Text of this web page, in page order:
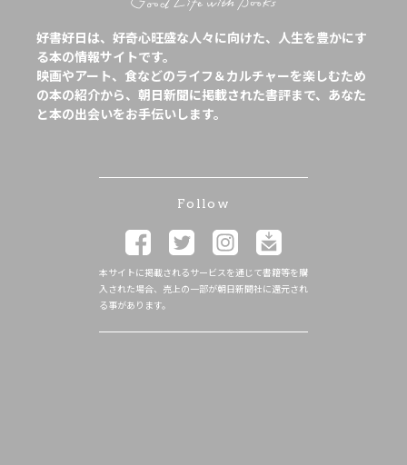
好書好日は、好奇心旺盛な人々に向けた、人生を豊かにす
る本の情報サイトです。
映画やアート、食などのライフ＆カルチャーを楽しむため
の本の紹介から、朝日新聞に掲載された書評まで、あなた
と本の出会いをお手伝いします。
Follow
本サイトに掲載されるサービスを通じて書籍等を購
入された場合、売上の一部が朝日新聞社に還元され
る事があります。